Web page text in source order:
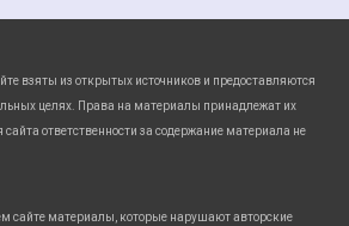
взяты из открытых источников и предоставляются
целях. Права на материалы принадлежат их
ответственности за содержание материала не
сайте материалы, которые нарушают авторские